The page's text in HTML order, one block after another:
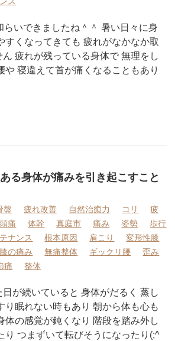
らいできましたね＾＾ 暑い日々に身
すくなってきても 疲れがなかなか取
疲れが残っている身体で 無理をし
や 寝違えて首が痛くなることもあり
る身体が痛みを引き起こすこと
盤 疲れ改善 自然治癒力 コリ
疲
頭痛 体幹 真庭市 痛み 姿勢
歩行
ナンス 根本原因 肩こり
変形性膝
膝の痛み 無痛整体 ギックリ腰
歪み
痛 整体
が続いていると 身体がだるく 蒸し
り眠れない時もあり 朝から体も心も
体の感覚が鈍くなり 階段を踏み外し
り つまずいて転びそうになったり(;^